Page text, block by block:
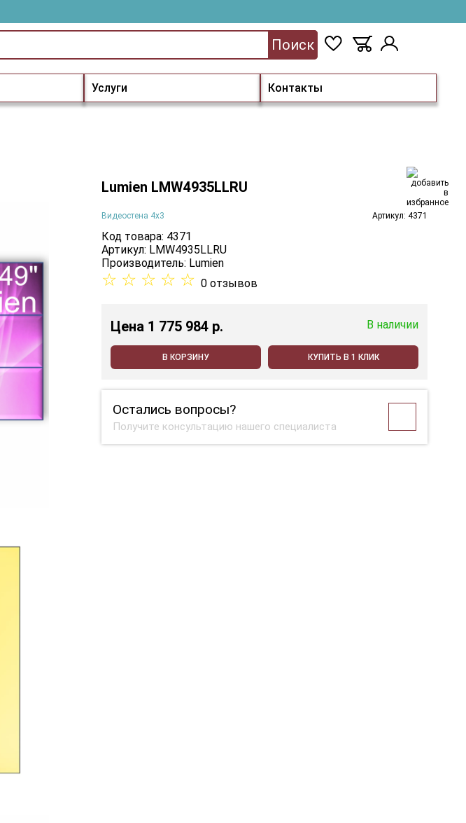
Услуги Контакты
Поиск
Lumien LMW4935LLRU
Видеостена 4х3 Артикул: 4371
Код товара: 4371
Артикул: LMW4935LLRU
Производитель: Lumien
☆ ☆ ☆ ☆ ☆ 0 отзывов
Цена 1 775 984 p. В наличии
В КОРЗИНУ КУПИТЬ В 1 КЛИК
Остались вопросы?
Получите консультацию нашего специалиста